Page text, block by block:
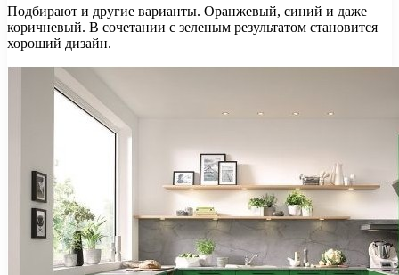
Подбирают и другие варианты. Оранжевый, синий и даже
коричневый. В сочетании с зеленым результатом становится
хороший дизайн.